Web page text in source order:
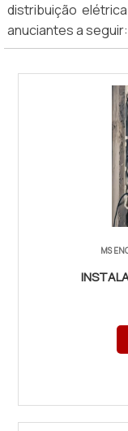
distribuição
anuciantes a seguir:
MS